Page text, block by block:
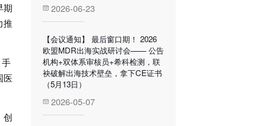
期
推
医
创
2026-06-23
【会议通知】 最后窗口期！ 2026
欧盟MDR出海实战研讨会—— 公告
机构+双体系审核员+希科检测，联
袂破解出海技术壁垒，拿下CE证书
（5月13日）
2026-05-07